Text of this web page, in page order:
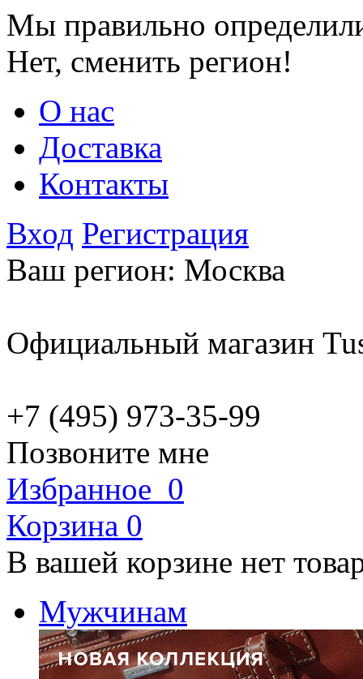
Мы правильно
Нет, сменить регион!
О нас
Доставка
Контакты
Вход Регистрация
Ваш регион: Москва
Официальный магазин
+7 (495) 973-35-99
Позвоните мне
Избранное 0
Корзина 0
В вашей корзине нет
Мужчинам